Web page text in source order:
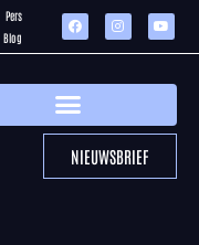
Pers
Blog
NIEUWSBRIEF